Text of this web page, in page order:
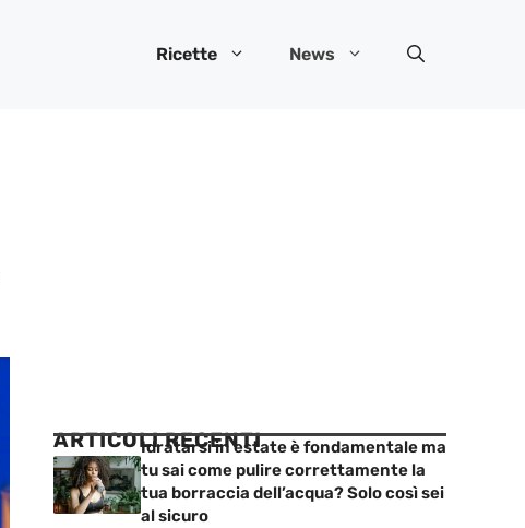
Ricette News
ARTICOLI RECENTI
Idratarsi in estate è fondamentale ma
tu sai come pulire correttamente la
tua borraccia dell’acqua? Solo così sei
al sicuro